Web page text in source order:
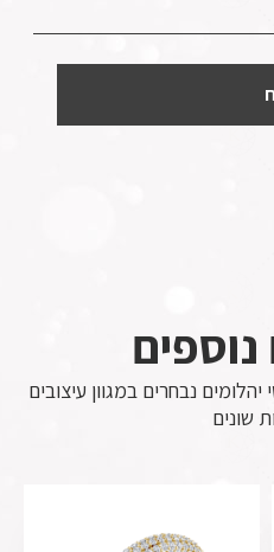
נבחרים במגוון עיצובים
שונים